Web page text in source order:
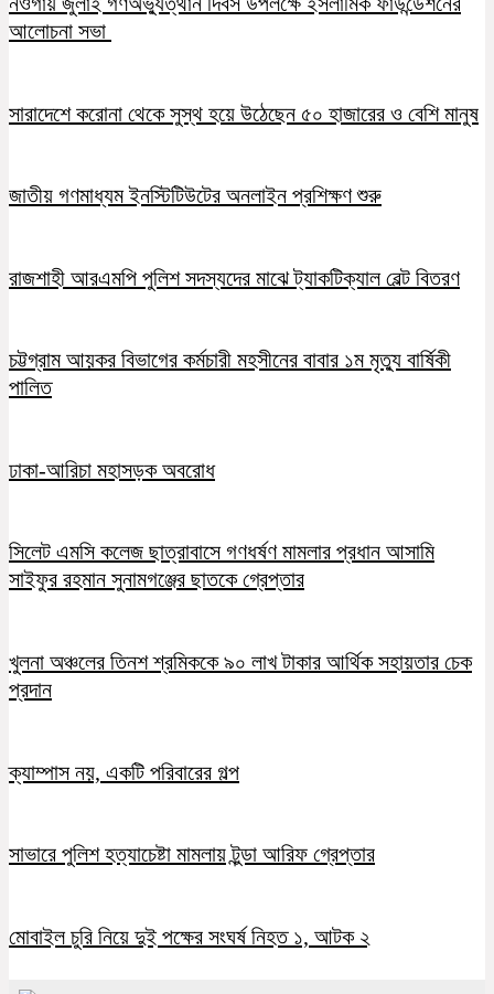
আলোচনা সভা
সারাদেশে করোনা থেকে সুস্থ হয়ে উঠেছেন ৫০ হাজারের ও বেশি মানুষ
জাতীয় গণমাধ্যম ইনস্টিটিউটের অনলাইন প্রশিক্ষণ শুরু
রাজশাহী আরএমপি পুলিশ সদস্যদের মাঝে ট্যাকটিক্যাল বেল্ট বিতরণ
চট্টগ্রাম আয়কর বিভাগের কর্মচারী মহসীনের বাবার ১ম মৃত্যু বার্ষিকী
পালিত
ঢাকা-আরিচা মহাসড়ক অবরোধ
সিলেট এমসি কলেজ ছাত্রাবাসে গণধর্ষণ মামলার প্রধান আসামি
সাইফুর রহমান সুনামগঞ্জের ছাতকে গ্রেপ্তার
খুলনা অঞ্চলের তিনশ শ্রমিককে ৯০ লাখ টাকার আর্থিক সহায়তার চেক
প্রদান
ক্যাম্পাস নয়, একটি পরিবারের গল্প
সাভারে পুলিশ হত্যাচেষ্টা মামলায় টুন্ডা আরিফ গ্রেপ্তার
মোবাইল চুরি নিয়ে দুই পক্ষের সংঘর্ষ নিহত ১, আটক ২